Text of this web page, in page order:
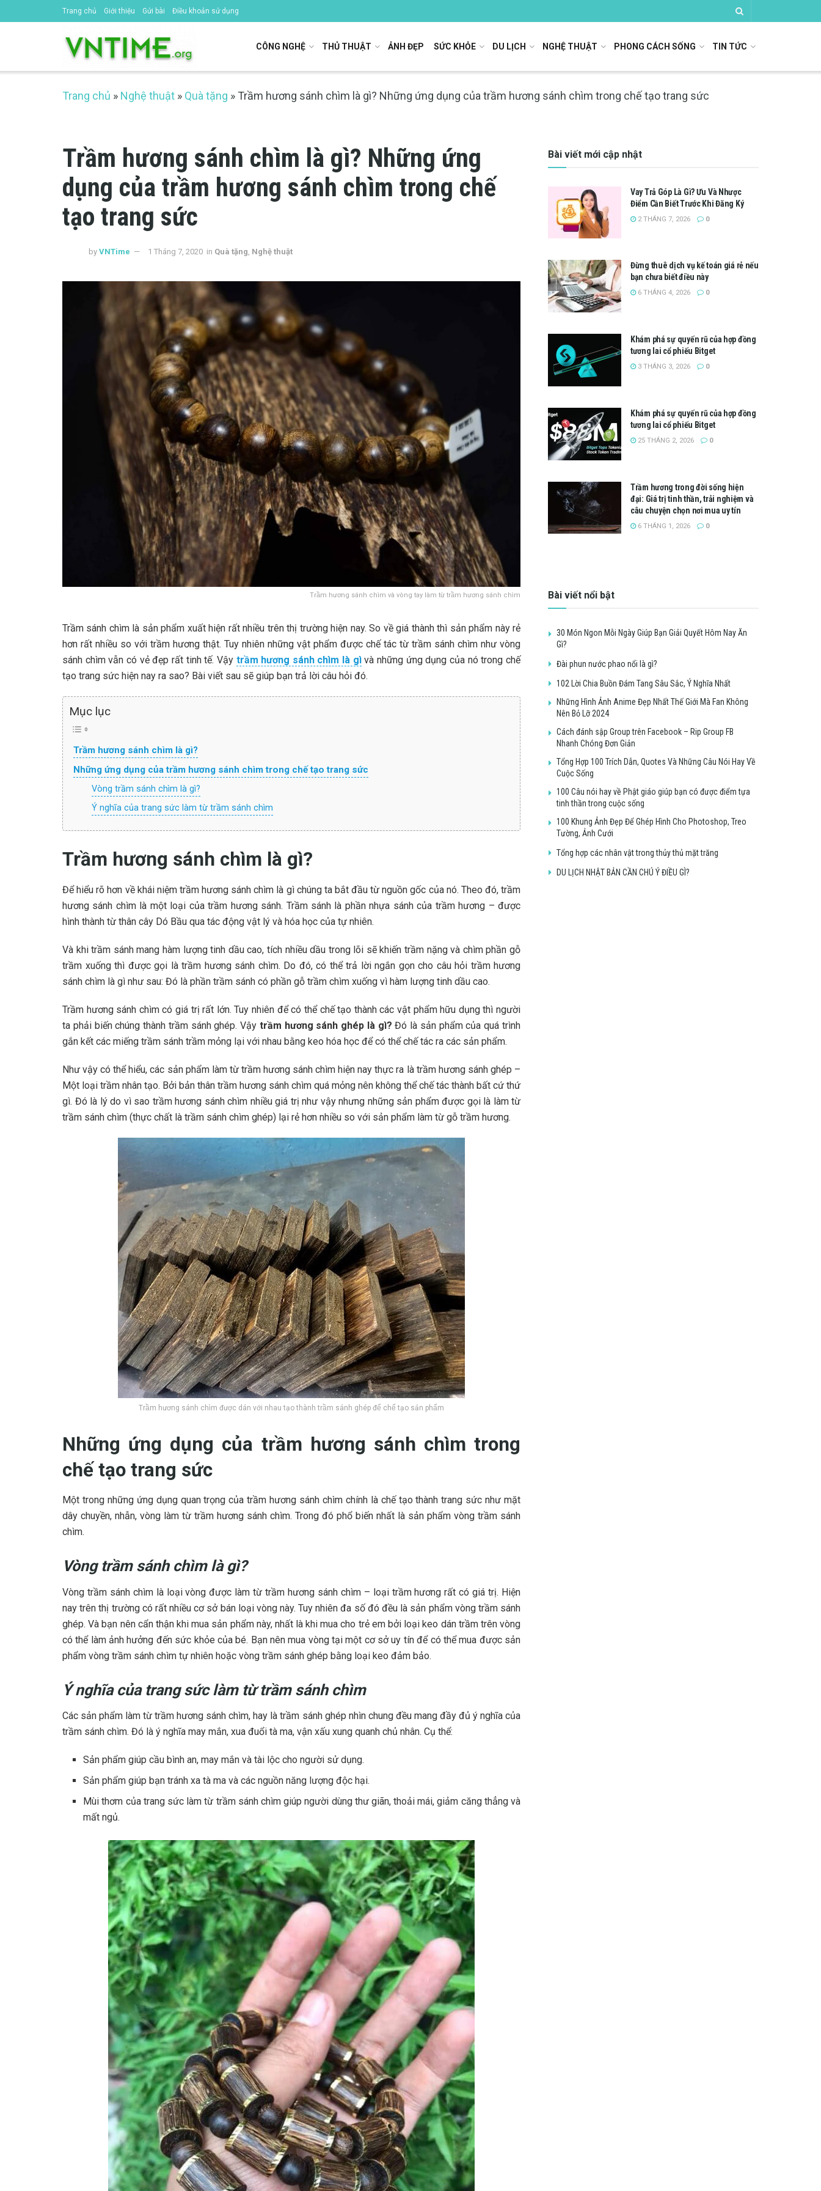
Trang chủ Giới thiệu Gửi bài Điều khoản sử dụng
CÔNG NGHỆ THỦ THUẬT ẢNH ĐẸP SỨC KHỎE DU LỊCH NGHỆ THUẬT PHONG CÁCH SỐNG TIN TỨC
Trang chủ » Nghệ thuật » Quà tặng » Trầm hương sánh chìm là gì? Những ứng dụng của trầm hương sánh chìm trong chế tạo trang sức
Trầm hương sánh chìm là gì? Những ứng
dụng của trầm hương sánh chìm trong chế
tạo trang sức
by VNTime 1 Tháng 7, 2020 in Quà tặng, Nghệ thuật
Trầm hương sánh chìm và vòng tay làm từ trầm hương sánh chìm
Trầm sánh chìm là sản phẩm xuất hiện rất nhiều trên thị trường hiện nay. So về giá thành thì sản phẩm này rẻ
hơn rất nhiều so với trầm hương thật. Tuy nhiên những vật phẩm được chế tác từ trầm sánh chìm như vòng
sánh chìm vẫn có vẻ đẹp rất tinh tế. Vậy trầm hương sánh chìm là gì và những ứng dụng của nó trong chế
tạo trang sức hiện nay ra sao? Bài viết sau sẽ giúp bạn trả lời câu hỏi đó.
Mục lục
Trầm hương sánh chìm là gì?
Những ứng dụng của trầm hương sánh chìm trong chế tạo trang sức
Vòng trầm sánh chìm là gì?
Ý nghĩa của trang sức làm từ trầm sánh chìm
Trầm hương sánh chìm là gì?
Để hiểu rõ hơn về khái niệm trầm hương sánh chìm là gì chúng ta bắt đầu từ nguồn gốc của nó. Theo đó, trầm
hương sánh chìm là một loại của trầm hương sánh. Trầm sánh là phần nhựa sánh của trầm hương – được
hình thành từ thân cây Dó Bầu qua tác động vật lý và hóa học của tự nhiên.
Và khi trầm sánh mang hàm lượng tinh dầu cao, tích nhiều dầu trong lõi sẽ khiến trầm nặng và chìm phần gỗ
trầm xuống thì được gọi là trầm hương sánh chìm. Do đó, có thể trả lời ngắn gọn cho câu hỏi trầm hương
sánh chìm là gì như sau: Đó là phần trầm sánh có phần gỗ trầm chìm xuống vì hàm lượng tinh dầu cao.
Trầm hương sánh chìm có giá trị rất lớn. Tuy nhiên để có thể chế tạo thành các vật phẩm hữu dụng thì người
ta phải biến chúng thành trầm sánh ghép. Vậy trầm hương sánh ghép là gì?Đó là sản phẩm của quá trình
gắn kết các miếng trầm sánh trầm mỏng lại với nhau bằng keo hóa học để có thể chế tác ra các sản phẩm.
Như vậy có thể hiểu, các sản phẩm làm từ trầm hương sánh chìm hiện nay thực ra là trầm hương sánh ghép –
Một loại trầm nhân tạo. Bởi bản thân trầm hương sánh chìm quá mỏng nên không thể chế tác thành bất cứ thứ
gì. Đó là lý do vì sao trầm hương sánh chìm nhiều giá trị như vậy nhưng những sản phẩm được gọi là làm từ
trầm sánh chìm (thực chất là trầm sánh chìm ghép) lại rẻ hơn nhiều so với sản phẩm làm từ gỗ trầm hương.
Trầm hương sánh chìm được dán với nhau tạo thành trầm sánh ghép để chế tạo sản phẩm
Những ứng dụng của trầm hương sánh chìm trong
chế tạo trang sức
Một trong những ứng dụng quan trọng của trầm hương sánh chìm chính là chế tạo thành trang sức như mặt
dây chuyền, nhẫn, vòng làm từ trầm hương sánh chìm. Trong đó phổ biến nhất là sản phẩm vòng trầm sánh
chìm.
Vòng trầm sánh chìm là gì?
Vòng trầm sánh chìm là loại vòng được làm từ trầm hương sánh chìm – loại trầm hương rất có giá trị. Hiện
nay trên thị trường có rất nhiều cơ sở bán loại vòng này. Tuy nhiên đa số đó đều là sản phẩm vòng trầm sánh
ghép. Và bạn nên cẩn thận khi mua sản phẩm này, nhất là khi mua cho trẻ em bởi loại keo dán trầm trên vòng
có thể làm ảnh hưởng đến sức khỏe của bé. Bạn nên mua vòng tại một cơ sở uy tín để có thể mua được sản
phẩm vòng trầm sánh chìm tự nhiên hoặc vòng trầm sánh ghép bằng loại keo đảm bảo.
Ý nghĩa của trang sức làm từ trầm sánh chìm
Các sản phẩm làm từ trầm hương sánh chìm, hay là trầm sánh ghép nhìn chung đều mang đầy đủ ý nghĩa của
trầm sánh chìm. Đó là ý nghĩa may mắn, xua đuổi tà ma, vận xấu xung quanh chủ nhân. Cụ thể:
Sản phẩm giúp cầu bình an, may mắn và tài lộc cho người sử dụng.
Sản phẩm giúp bạn tránh xa tà ma và các nguồn năng lượng độc hại.
Mùi thơm của trang sức làm từ trầm sánh chìm giúp người dùng thư giãn, thoải mái, giảm căng thẳng và
mất ngủ.
Bài viết mới cập nhật
Vay Trả Góp Là Gì? Ưu Và Nhược
Điểm Cần Biết Trước Khi Đăng Ký
2 THÁNG 7, 2026 0
Đừng thuê dịch vụ kế toán giá rẻ nếu
bạn chưa biết điều này
6 THÁNG 4, 2026 0
Khám phá sự quyến rũ của hợp đồng
tương lai cổ phiếu Bitget
3 THÁNG 3, 2026 0
Khám phá sự quyến rũ của hợp đồng
tương lai cổ phiếu Bitget
25 THÁNG 2, 2026 0
Trầm hương trong đời sống hiện
đại: Giá trị tinh thần, trải nghiệm và
câu chuyện chọn nơi mua uy tín
6 THÁNG 1, 2026 0
Bài viết nổi bật
30 Món Ngon Mỗi Ngày Giúp Bạn Giải Quyết Hôm Nay Ăn
Gì?
Đài phun nước phao nổi là gì?
102 Lời Chia Buồn Đám Tang Sâu Sắc, Ý Nghĩa Nhất
Những Hình Ảnh Anime Đẹp Nhất Thế Giới Mà Fan Không
Nên Bỏ Lỡ 2024
Cách đánh sập Group trên Facebook – Rip Group FB
Nhanh Chóng Đơn Giản
Tổng Hợp 100 Trích Dẫn, Quotes Và Những Câu Nói Hay Về
Cuộc Sống
100 Câu nói hay về Phật giáo giúp bạn có được điểm tựa
tinh thần trong cuộc sống
100 Khung Ảnh Đẹp Để Ghép Hình Cho Photoshop, Treo
Tường, Ảnh Cưới
Tổng hợp các nhân vật trong thủy thủ mặt trăng
DU LỊCH NHẬT BẢN CẦN CHÚ Ý ĐIỀU GÌ?